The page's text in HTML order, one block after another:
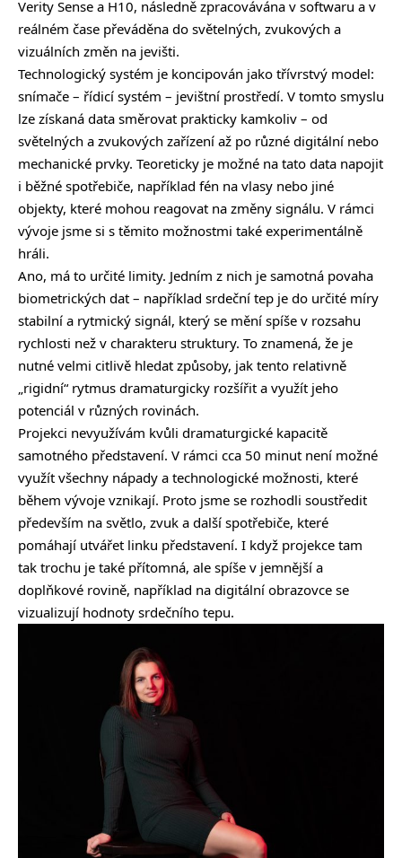
Verity Sense a H10, následně zpracovávána v softwaru a v
reálném čase převáděna do světelných, zvukových a
vizuálních změn na jevišti.
Technologický systém je koncipován jako třívrstvý model:
snímače – řídicí systém – jevištní prostředí. V tomto smyslu
lze získaná data směrovat prakticky kamkoliv – od
světelných a zvukových zařízení až po různé digitální nebo
mechanické prvky. Teoreticky je možné na tato data napojit
i běžné spotřebiče, například fén na vlasy nebo jiné
objekty, které mohou reagovat na změny signálu. V rámci
vývoje jsme si s těmito možnostmi také experimentálně
hráli.
Ano, má to určité limity. Jedním z nich je samotná povaha
biometrických dat – například srdeční tep je do určité míry
stabilní a rytmický signál, který se mění spíše v rozsahu
rychlosti než v charakteru struktury. To znamená, že je
nutné velmi citlivě hledat způsoby, jak tento relativně
„rigidní“ rytmus dramaturgicky rozšířit a využít jeho
potenciál v různých rovinách.
Projekci nevyužívám kvůli dramaturgické kapacitě
samotného představení. V rámci cca 50 minut není možné
využít všechny nápady a technologické možnosti, které
během vývoje vznikají. Proto jsme se rozhodli soustředit
především na světlo, zvuk a další spotřebiče, které
pomáhají utvářet linku představení. I když projekce tam
tak trochu je také přítomná, ale spíše v jemnější a
doplňkové rovině, například na digitální obrazovce se
vizualizují hodnoty srdečního tepu.